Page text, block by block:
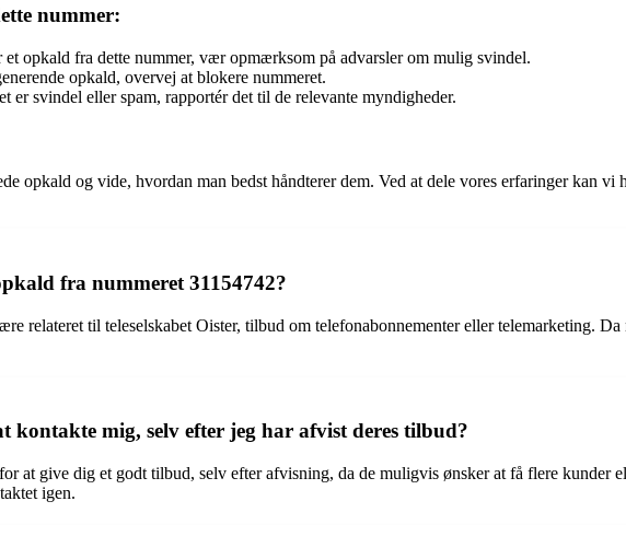
nummer:
et opkald fra dette nummer, vær opmærksom på advarsler om mulig svindel.
opkald, overvej at blokere nummeret.
er svindel eller spam, rapportér det til de relevante myndigheder.
opkald og vide, hvordan man bedst håndterer dem. Ved at dele vores erfaringer kan
fra nummeret 31154742?
relateret til teleselskabet Oister, tilbud om telefonabonnementer eller telemarketing.
mig, selv efter jeg har afvist deres tilbud?
at give dig et godt tilbud, selv efter afvisning, da de muligvis ønsker at få flere kunder
igen.